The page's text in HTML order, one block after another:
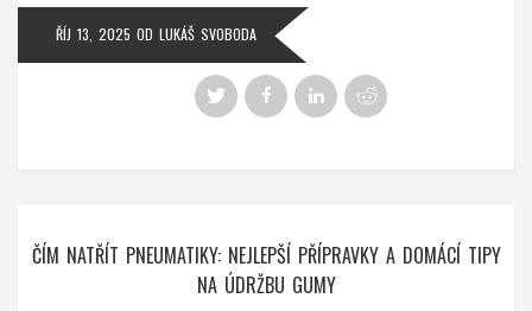
ŘÍJ 13, 2025 OD LUKÁŠ SVOBODA
ČÍM NATŘÍT PNEUMATIKY: NEJLEPŠÍ PŘÍPRAVKY A DOMÁCÍ TIPY
NA ÚDRŽBU GUMY